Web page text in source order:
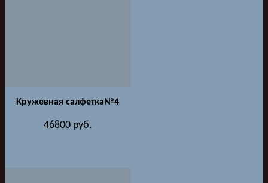
Кружевная салфетка№4
46800руб.